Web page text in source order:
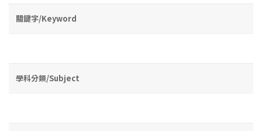
關鍵字/Keyword
學科分類/Subject